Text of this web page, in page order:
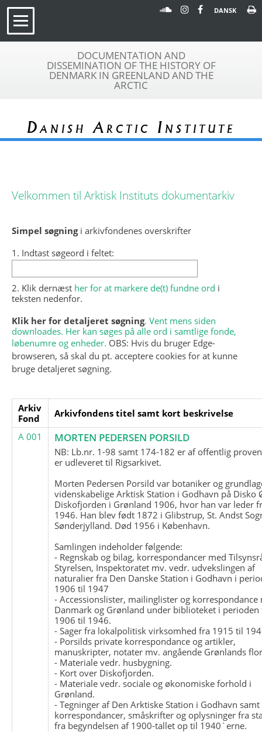
DANSK
DOCUMENTATION AND
DISSEMINATION OF THE HISTORY OF
DENMARK IN GREENLAND AND THE
ARCTIC
Danish Arctic Institute
Velkommen til Arktisk Instituts dokumentarkiv
Simpel søgningi arkivfondenes overskrifter
1. Indtast søgeord i feltet:
2. Klik dernæst her for at markere de(t) fundne ord i
teksten nedenfor.
Klik her for detaljeret søgning. Vent mens siden
downloades. Her kan søges på alle ord i samtlige fonde,
løbenumre og enheder. OBS: Hvis du bruger Edge-
browseren, så skal du pt. acceptere cookies for at kunne
bruge detaljeret søgning.
Arkiv
Fond
Arkivfondens titel samt kort beskrivelse
A 001
MORTEN PEDERSEN PORSILD
NB: Lb.nr. 1-98 samt 174-182 er af offentlig
er udleveret til Rigsarkivet.
Morten Pedersen Porsild var botaniker og
videnskabelige Arktisk Station i Godhavn på Disko
Diskofjorden i Grønland 1906, hvor han var leder
1946. Han blev født 1872 i Glibstrup, St. Andst
Sønderjylland. Død 1956 i København.
Samlingen indeholder følgende:
- Regnskab og bilag, korrespondancer med
Styrelsen, Inspektoratet mv. vedr. udvekslingen af
naturalier fra Den Danske Station i Godhavn i
1906 til 1947
- Accessionslister, mailinglister og korrespondance
Danmark og Grønland under biblioteket i perioden
1906 til 1946.
- Sager fra lokalpolitisk virksomhed fra 1915 til
- Porsilds private korrespondance og artikler,
manuskripter, notater mv. angående Grønlands
- Materiale vedr. husbygning.
- Kort over Diskofjorden.
- Materiale vedr. sociale og økonomiske forhold i
Grønland.
- Tegninger af Den Arktiske Station i Godhavn
korrespondancer, småskrifter og oplysninger fra
fra begyndelsen af 1900-tallet op til 1940`erne.